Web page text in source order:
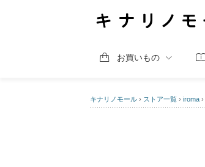
お買いもの
キナリノモール › ストア一覧 › iroma ›